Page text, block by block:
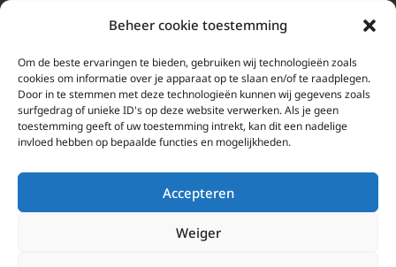
Beheer cookie toestemming
Om de beste ervaringen te bieden, gebruiken wij technologieën zoals
cookies om informatie over je apparaat op te slaan en/of te raadplegen.
Door in te stemmen met deze technologieën kunnen wij gegevens zoals
surfgedrag of unieke ID's op deze website verwerken. Als je geen
toestemming geeft of uw toestemming intrekt, kan dit een nadelige
invloed hebben op bepaalde functies en mogelijkheden.
Accepteren
Weiger
Wonen
Info
Contacteer ons